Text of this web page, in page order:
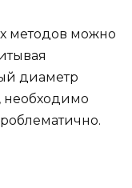
методов можно
диаметр
необходимо